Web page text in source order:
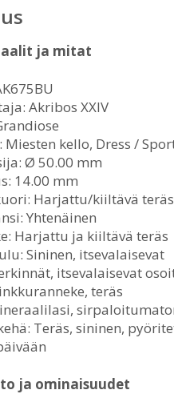
ja mitat
Akribos XXIV
Miesten kello, Dress /
Ø 50.00 mm
14.00 mm
Harjattu/kiiltävä teräs
Yhtenäinen
Harjattu ja kiiltävä teräs
Sininen, itsevalaisevat
itsevalaisevat
teräs
Teräs, sininen,
ja ominaisuudet